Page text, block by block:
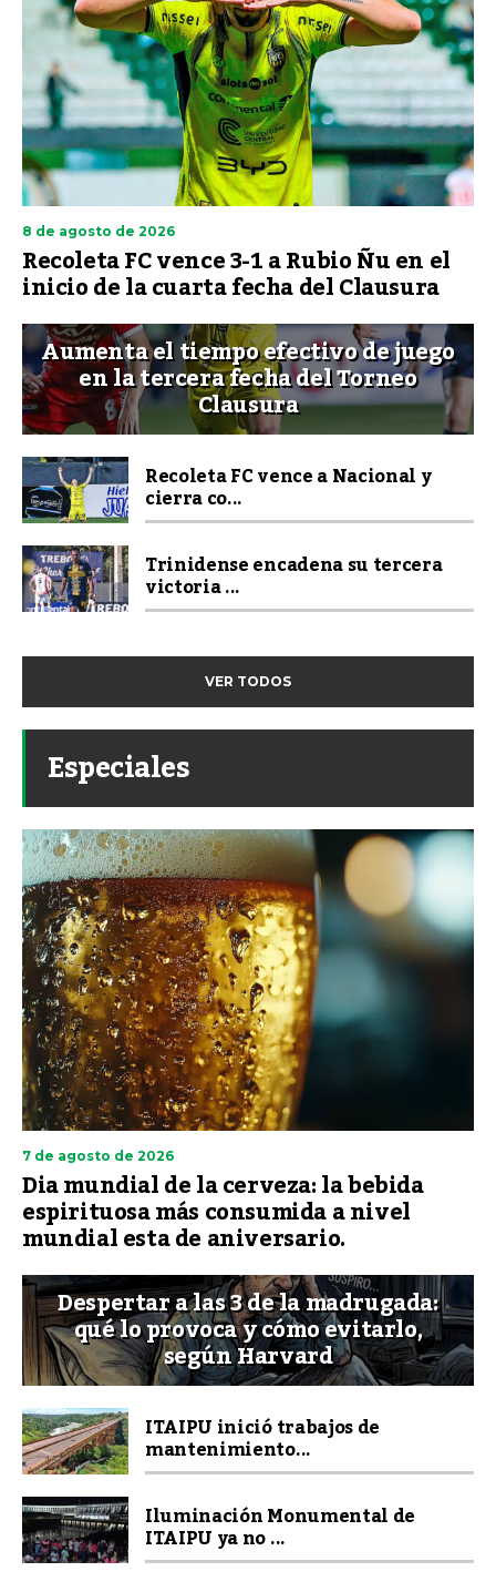
8 de agosto de 2026
Recoleta FC vence 3-1 a Rubio Ñu en el
inicio de la cuarta fecha del Clausura
Aumenta el tiempo efectivo de juego
en la tercera fecha del Torneo
Clausura
Recoleta FC vence a Nacional y
cierra co...
Trinidense encadena su tercera
victoria ...
VER TODOS
Especiales
7 de agosto de 2026
Dia mundial de la cerveza: la bebida
espirituosa más consumida a nivel
mundial esta de aniversario.
Despertar a las 3 de la madrugada:
qué lo provoca y cómo evitarlo,
según Harvard
ITAIPU inició trabajos de
mantenimiento...
Iluminación Monumental de
ITAIPU ya no ...